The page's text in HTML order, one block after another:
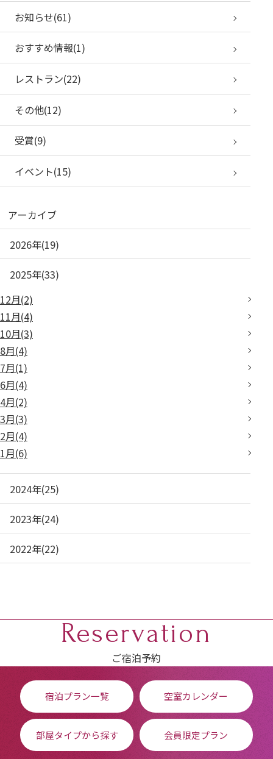
お知らせ(61)
おすすめ情報(1)
レストラン(22)
その他(12)
受賞(9)
イベント(15)
アーカイブ
2026年(19)
2025年(33)
12月(2)
11月(4)
10月(3)
8月(4)
7月(1)
6月(4)
4月(2)
3月(3)
2月(4)
1月(6)
2024年(25)
2023年(24)
2022年(22)
Reservation
ご宿泊予約
宿泊プラン一覧 空室カレンダー
部屋タイプから探す 会員限定プラン